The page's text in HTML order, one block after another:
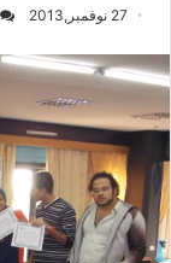
27 نوفمبر,2013